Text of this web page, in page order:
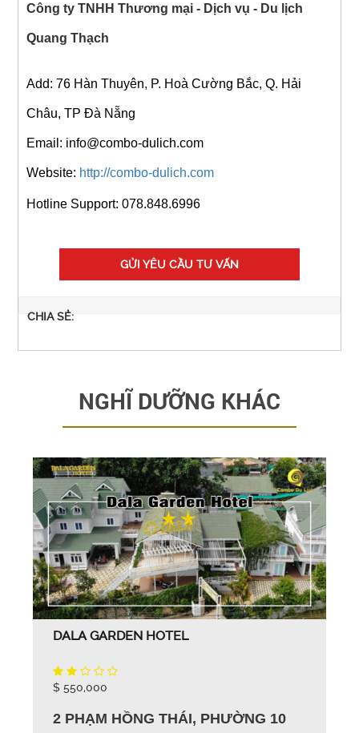
Công ty TNHH Thương mại - Dịch vụ - Du lịch
Quang Thạch
Add: 76 Hàn Thuyên, P. Hoà Cường Bắc, Q. Hải
Châu, TP Đà Nẵng
Email: info@combo-dulich.com
Website: http://combo-dulich.com
Hotline Support: 078.848.6996
GỬI YÊU CẦU TƯ VẤN
CHIA SẺ:
NGHĨ DƯỠNG KHÁC
DALA GARDEN HOTEL
$ 550,000
2 PHẠM HỒNG THÁI, PHƯỜNG 10